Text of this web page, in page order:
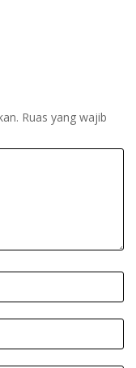
Ruas yang wajib